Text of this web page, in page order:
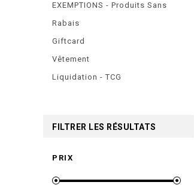
EXEMPTIONS - Produits Sans
Rabais
Giftcard
Vêtement
Liquidation - TCG
FILTRER LES RÉSULTATS
PRIX